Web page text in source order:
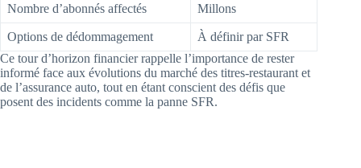
Nombre d’abonnés affectés Millons
Options de dédommagement
À définir par SFR
Ce tour d’horizon financier rappelle l’importance de rester
informé face aux évolutions du marché des titres-restaurant et
de l’assurance auto, tout en étant conscient des défis que
posent des incidents comme la panne SFR.